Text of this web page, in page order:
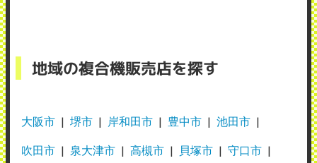
地域の複合機販売店を探す
大阪市 堺市 岸和田市 豊中市 池田市
吹田市 泉大津市 高槻市 貝塚市 守口市